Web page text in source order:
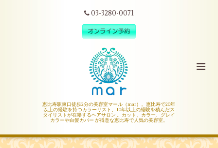
03-3280-0071
恵比寿駅東口徒歩2分の美容室マール（mar）。恵比寿で20年
以上の経験を持つカラーリスト、10年以上の経験を積んだス
タイリストが在籍するヘアサロン 。カット、カラー、グレイ
カラーや白髪カバー が得意な恵比寿で人気の美容室。